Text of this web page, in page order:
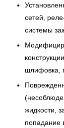
сетей,
системы
шлифовка,
жидкости,
попадание